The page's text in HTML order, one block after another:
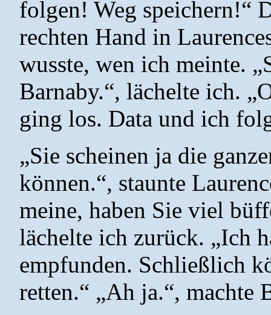
folgen! Weg speichern!“
rechten Hand in
wusste, wen ich meinte.
Barnaby.“, lächelte ich.
ging los. Data und ich
„Sie scheinen ja die
können.“, staunte
meine, haben Sie viel
lächelte ich zurück. „Ich
empfunden. Schließlich
retten.“ „Ah ja.“, machte